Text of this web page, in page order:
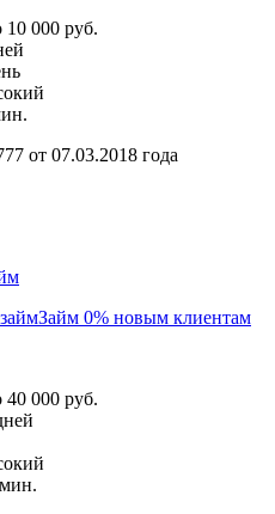
000 руб.
от 07.03.2018 года
Займ 0% новым клиентам
000 руб.